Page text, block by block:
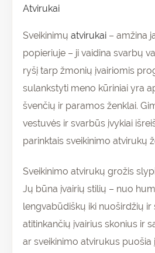
Atvirukai
Sveikinimų atvirukai – amžina
popieriuje – ji vaidina svarbų
ryšį tarp žmonių įvairiomis
sulankstyti meno kūriniai yra
švenčių ir paramos ženklai.
vestuvės ir svarbūs įvykiai
parinktais sveikinimo atvirukų
Sveikinimo atvirukų grožis
Jų būna įvairių stilių – nuo
lengvabūdiškų iki nuoširdžių ir
atitinkančių įvairius skonius ir
ar sveikinimo atvirukus puošia